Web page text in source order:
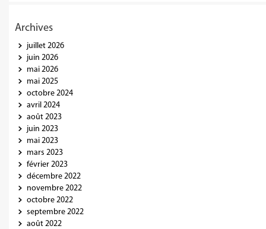
Archives
juillet 2026
juin 2026
mai 2026
mai 2025
octobre 2024
avril 2024
août 2023
juin 2023
mai 2023
mars 2023
février 2023
décembre 2022
novembre 2022
octobre 2022
septembre 2022
août 2022